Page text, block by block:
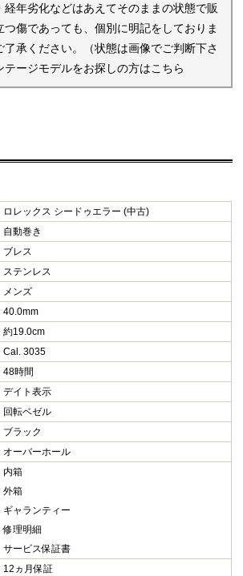
経年劣化などはあえてそのままの状態で販
つ傷であっても、個別に明記をしておりま
了承ください。（状態は画像でご判断下さ
テージモデルをお探しの方はこちら
ロレックス シードゥエラー (中古)
自動巻き
ブレス
ステンレス
メンズ
40.0mm
約19.0cm
Cal. 3035
48時間
デイト表示
回転ベゼル
ブラック
オーバーホール
内箱
外箱
ギャランティー
修理明細
サービス保証書
12ヵ月保証